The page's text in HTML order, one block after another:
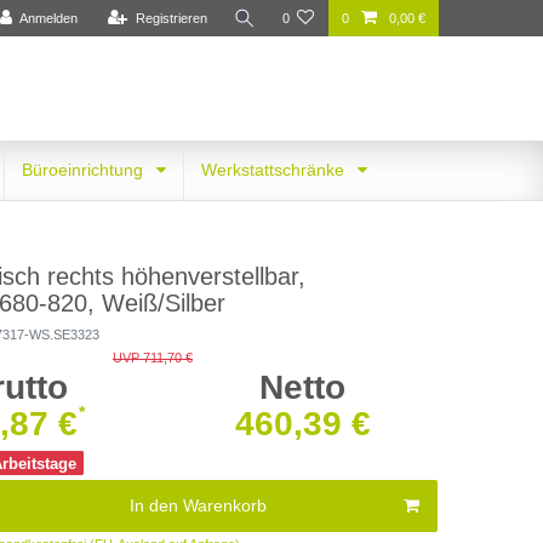
Anmelden Registrieren 0 0 0,00 €
Büroeinrichtung Werkstattschränke
rechts höhenverstellbar,
820, Weiß/Silber
WS.SE3323
UVP 711,70 €
Netto
€
* 460,39 €
In den Warenkorb